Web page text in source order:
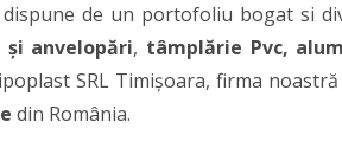
dispune de un portofoliu bogat si
și anvelopări, tâmplărie Pvc,
SRL Timișoara, firma
din România.